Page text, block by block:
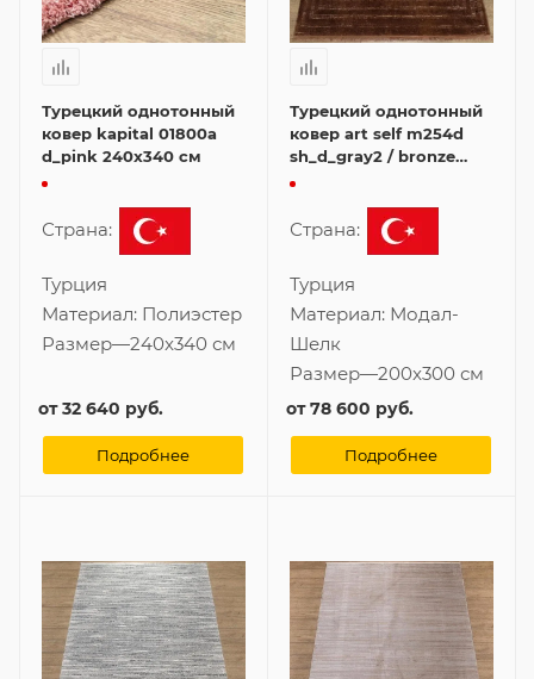
Турецкий однотонный
ковер kapital 01800a
d_pink 240x340 см
Страна:
Турция
Материал: Полиэстер
Размер—240x340 см
от32 640 руб.
Подробнее
Турецкий однотонный
ковер art self m254d
sh_d_gray2 / bronze
200x300 см
Страна:
Турция
Материал: Модал-
Шелк
Размер—200x300 см
от78 600 руб.
Подробнее